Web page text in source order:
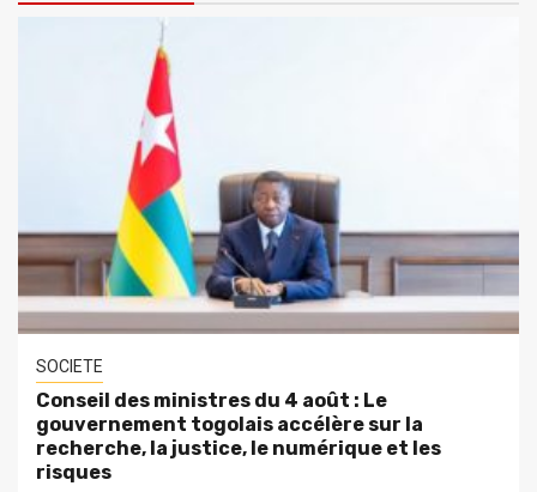
SOCIETE
Conseil des ministres du 4 août : Le
gouvernement togolais accélère sur la
recherche, la justice, le numérique et les
risques